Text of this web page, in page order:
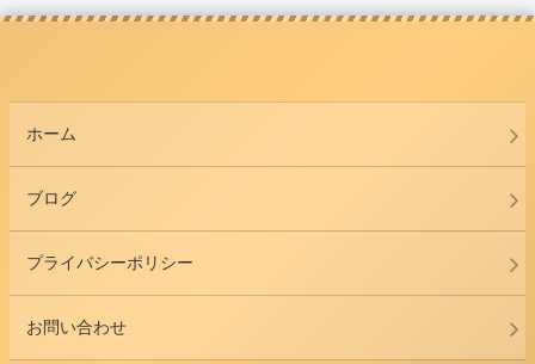
ホーム
ブログ
プライバシーポリシー
お問い合わせ